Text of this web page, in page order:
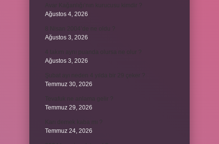
Ağustos 4, 2026
Ağustos 3, 2026
Ağustos 3, 2026
Temmuz 30, 2026
Temmuz 29, 2026
Temmuz 24, 2026